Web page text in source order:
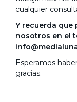
cualquier
Y recuerda
nosotros en el
Esperamos
gracias.